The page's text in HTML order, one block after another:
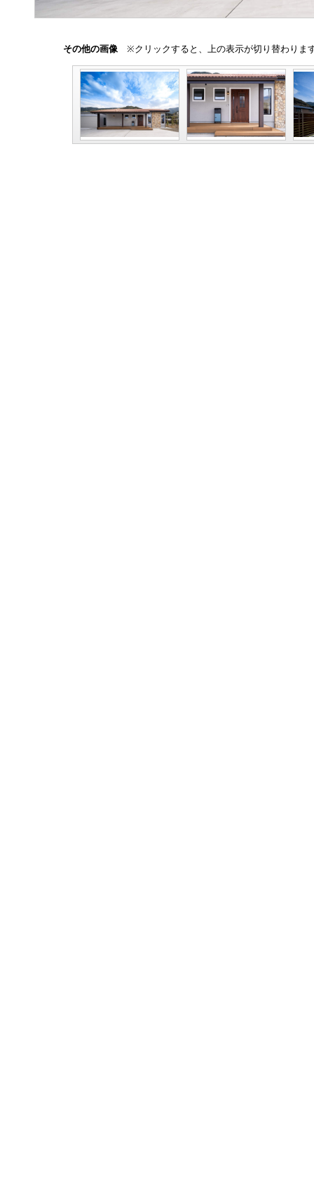
その他の画像 ※クリックすると、上の表示が切り替わりま